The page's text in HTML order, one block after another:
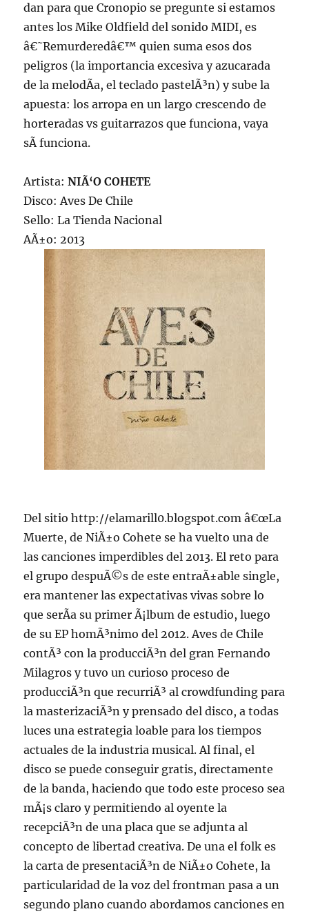
dan para que Cronopio se pregunte si estamos
antes los Mike Oldfield del sonido MIDI, es
â€˜Remurderedâ€™ quien suma esos dos
peligros (la importancia excesiva y azucarada
de la melodÃ­a, el teclado pastelÃ³n) y sube la
apuesta: los arropa en un largo crescendo de
horteradas vs guitarrazos que funciona, vaya
sÃ­ funciona.
Artista:NIÃ‘O COHETE
Disco: Aves De Chile
Sello: La Tienda Nacional
AÃ±o: 2013
Del sitio http://elamarill0.blogspot.com â€œLa
Muerte, de NiÃ±o Cohete se ha vuelto una de
las canciones imperdibles del 2013. El reto para
el grupo despuÃ©s de este entraÃ±able single,
era mantener las expectativas vivas sobre lo
que serÃ­a su primer Ã¡lbum de estudio, luego
de su EP homÃ³nimo del 2012. Aves de Chile
contÃ³ con la producciÃ³n del gran Fernando
Milagros y tuvo un curioso proceso de
producciÃ³n que recurriÃ³ al crowdfunding para
la masterizaciÃ³n y prensado del disco, a todas
luces una estrategia loable para los tiempos
actuales de la industria musical. Al final, el
disco se puede conseguir gratis, directamente
de la banda, haciendo que todo este proceso sea
mÃ¡s claro y permitiendo al oyente la
recepciÃ³n de una placa que se adjunta al
concepto de libertad creativa. De una el folk es
la carta de presentaciÃ³n de NiÃ±o Cohete, la
particularidad de la voz del frontman pasa a un
segundo plano cuando abordamos canciones en